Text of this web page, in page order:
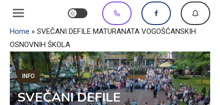
Home » SVEČANI DEFILE MATURANATA VOGOŠĆANSKIH
OSNOVNIH ŠKOLA
INFO
SVEČANI DEFILE